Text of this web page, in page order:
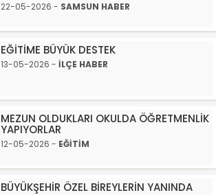
22-05-2026 - SAMSUN HABER
EĞİTİME BÜYÜK DESTEK
13-05-2026 - İLÇE HABER
MEZUN OLDUKLARI OKULDA ÖĞRETMENLİK
YAPIYORLAR
12-05-2026 - EĞİTİM
BÜYÜKŞEHİR ÖZEL BİREYLERİN YANINDA